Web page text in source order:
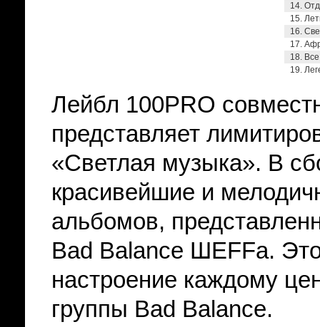
14.
15.
16.
17.
18.
19.
Лейбл 100PRO
представляет
«Светлая музыка». В
красивейшие и
альбомов,
Bad Balance ШЕFFа.
настроение каждому
группы Bad Balance.